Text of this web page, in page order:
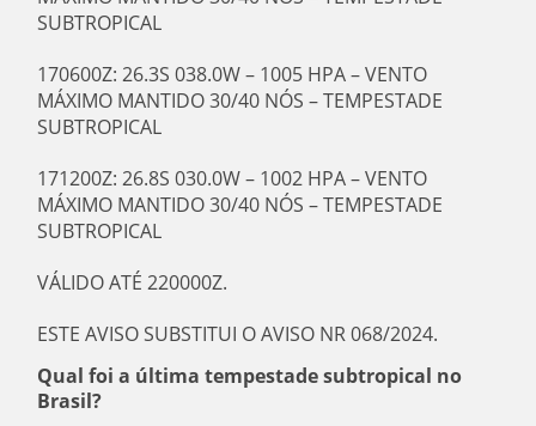
SUBTROPICAL
170600Z: 26.3S 038.0W – 1005 HPA – VENTO
MÁXIMO MANTIDO 30/40 NÓS – TEMPESTADE
SUBTROPICAL
171200Z: 26.8S 030.0W – 1002 HPA – VENTO
MÁXIMO MANTIDO 30/40 NÓS – TEMPESTADE
SUBTROPICAL
VÁLIDO ATÉ 220000Z.
ESTE AVISO SUBSTITUI O AVISO NR 068/2024.
Qual foi a última tempestade subtropical no
Brasil?